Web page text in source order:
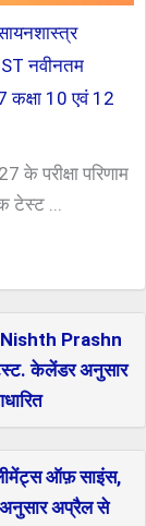
नवीनतम
कक्षा 10 एवं 12
के परीक्षा परिणाम
टेस्ट ...
Prashn
केलेंडर अनुसार
ऑफ़ साइंस,
अप्रैल से